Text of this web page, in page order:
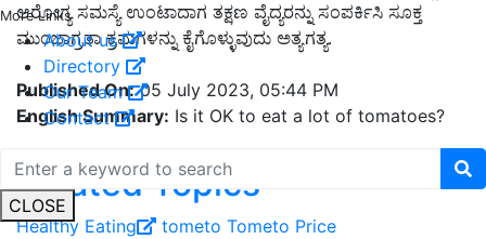
More Links
About us
Directory
Our Team
Contact
CLOSE
ಆರೋಗ್ಯ ಸಮಸ್ಯೆ ಉಂಟಾದಾಗ ತಕ್ಷಣ ವೈದ್ಯರನ್ನು ಸಂಪರ್ಕಿಸಿ ಸೂಕ್ತ
ಮುಂಜಾಗ್ರತಾ ಕ್ರಮಗಳನ್ನು ಕೈಗೊಳ್ಳುವುದು ಅತ್ಯಗತ್ಯ.
Published On:05 July 2023, 05:44 PM
English Summary: Is it OK to eat a lot of tomatoes?
Related Topics
Healthy Eating tometo Tometo Price